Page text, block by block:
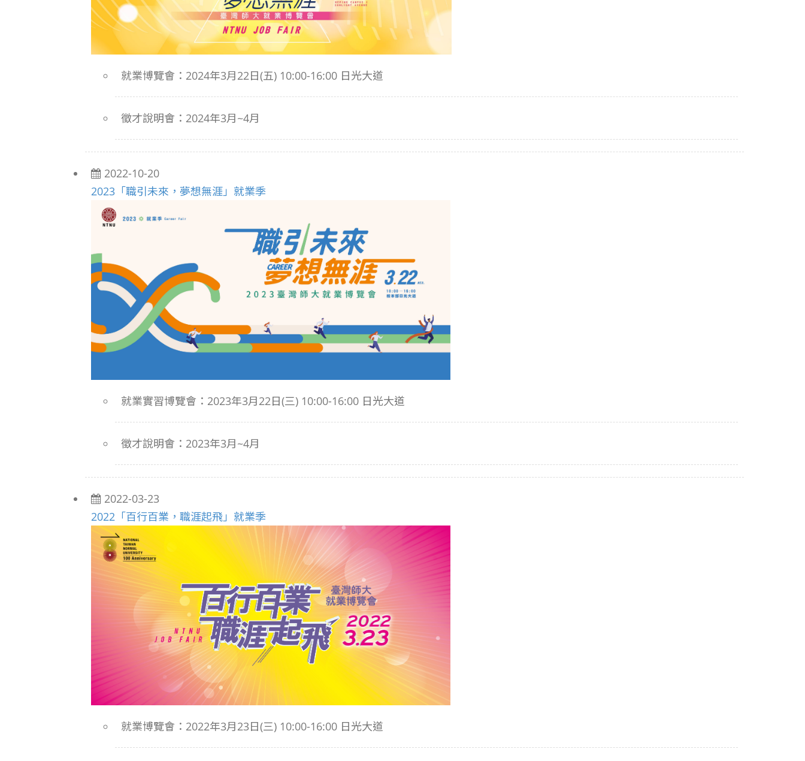
就業博覽會：2024年3月22日(五) 10:00-16:00 日光大道
徵才說明會：2024年3月~4月
2022-10-20
2023「職引未來，夢想無涯」就業季
就業實習博覽會：2023年3月22日(三) 10:00-16:00 日光大道
徵才說明會：2023年3月~4月
2022-03-23
2022「百行百業，職涯起飛」就業季
就業博覽會：2022年3月23日(三) 10:00-16:00 日光大道